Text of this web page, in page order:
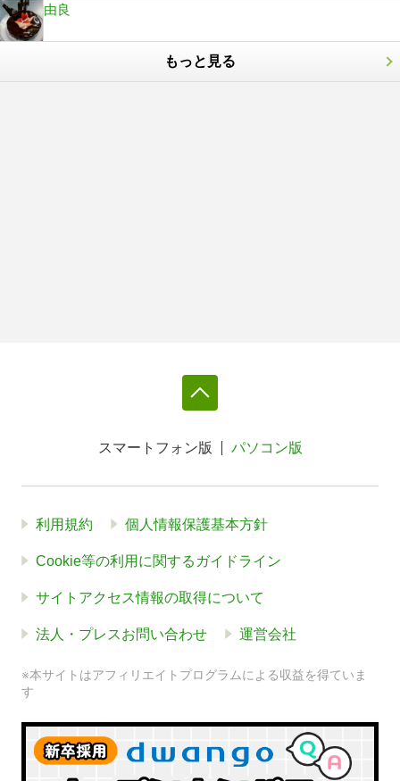
由良
もっと見る
スマートフォン版 パソコン版
利用規約 個人情報保護基本方針
Cookie等の利用に関するガイドライン
サイトアクセス情報の取得について
法人・プレスお問い合わせ 運営会社
※本サイトはアフィリエイトプログラムによる収益を得ていま
す